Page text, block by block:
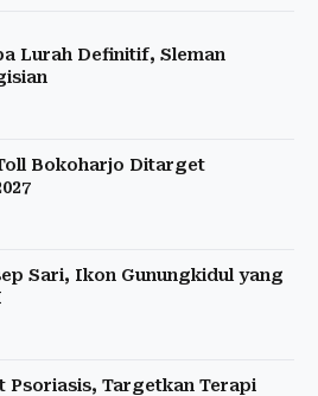
Lurah Definitif, Sleman
Bokoharjo Ditarget
Sari, Ikon Gunungkidul yang
Psoriasis, Targetkan Terapi